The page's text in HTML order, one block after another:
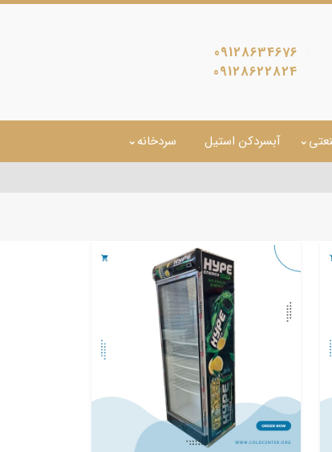
09128634676
09128622824
آبسردکن استیل سردخانه